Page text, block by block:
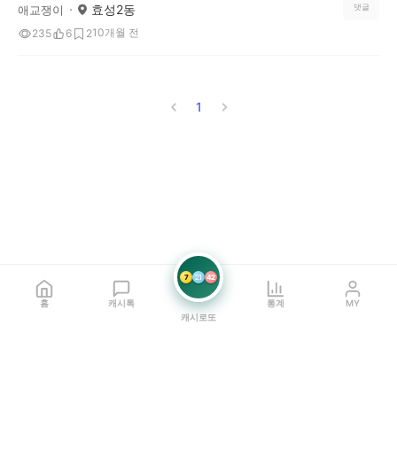
애교쟁이 효성2동
235 6 210개월 전
댓글
1
홈 캐시톡
7 21 42
캐시로또
통계 MY